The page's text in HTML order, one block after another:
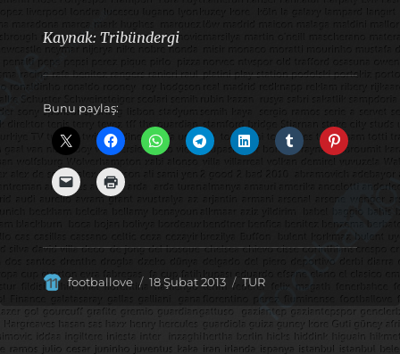
Kaynak: Tribündergi
Bunu paylaş:
Yazar
footballove
Yayın
18 Şubat 2013 Kategoriler
TUR